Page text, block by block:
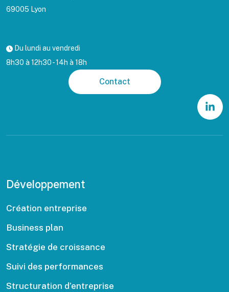
69005 Lyon
Du lundi au vendredi
8h30 à 12h30 - 14h à 18h
Contact
Développement
Création entreprise
Business plan
Stratégie de croissance
Suivi des performances
Structuration d’entreprise